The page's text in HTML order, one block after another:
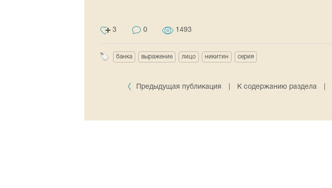
3 0 1493
банка выражение лицо никитин серия
Предыдущая публикация К содержанию раздела